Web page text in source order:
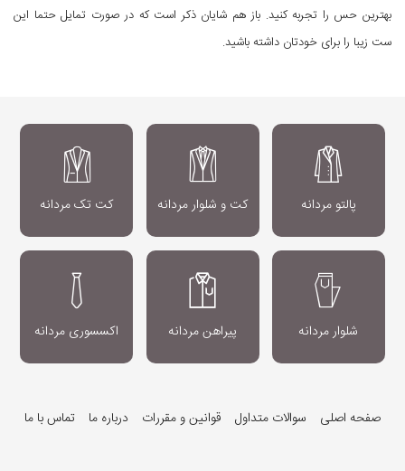
بهترین حس را تجربه کنید. باز هم شایان ذکر است که در صورت تمایل حتما این
ست زیبا را برای خودتان داشته باشید.
پالتو مردانه کت و شلوار مردانه کت تک مردانه
شلوار مردانه پیراهن مردانه اکسسوری مردانه
صفحه اصلی سوالات متداول قوانین و مقررات درباره ما تماس با ما